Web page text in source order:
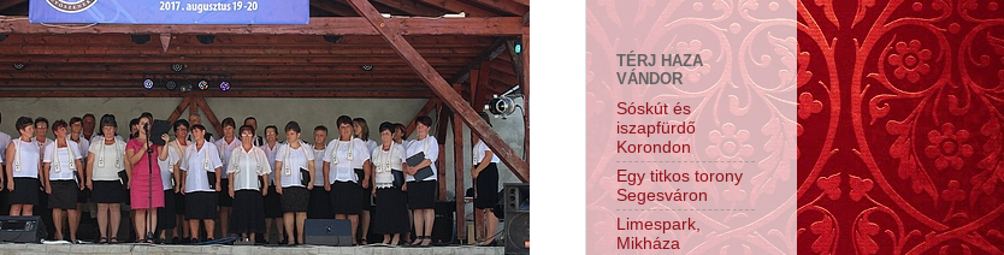
TÉRJ HAZA
VÁNDOR
Sóskút és
iszapfürdő
Korondon
Egy titkos torony
Segesváron
Limespark,
Mikháza